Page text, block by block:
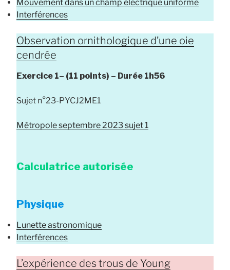
Mouvement dans un champ électrique uniforme
Interférences
Observation ornithologique d’une oie
cendrée
Exercice 1– (11 points) – Durée 1h56
Sujet n°23-PYCJ2ME1
Métropole septembre 2023 sujet 1
Calculatrice autorisée
Physique
Lunette astronomique
Interférences
L’expérience des trous de Young